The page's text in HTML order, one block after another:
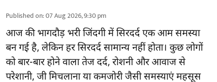
Published on:07 Aug 2026, 9:30 pm
आज की भागदौड़ भरी जिंदगी में सिरदर्द एक आम समस्या
बन गई है, लेकिन हर सिरदर्द सामान्य नहीं होता। कुछ लोगों
को बार-बार होने वालातेज दर्द, रोशनी और आवाज से
परेशानी, जी मिचलाना या कमजोरी जैसी समस्याएं महसूस